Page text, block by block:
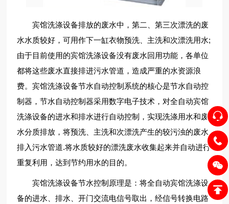
宾馆洗涤设备排放的废水中，第二、第三次漂洗的废
水水质较好，可用作下一缸衣物预洗、主洗和次漂洗用水;
由于目前使用的宾馆洗涤设备没有废水回用功能，各单位
都将这些废水直接排进污水管道，造成严重的水资源浪
费。宾馆洗涤设备节水自动控制系统的核心是节水自动控
制器，节水自动控制器采用数字电子技术，对全自动宾馆
洗涤设备的进水和排水进行自动控制，实现洗涤用水和废
水分质排放，将预洗、主洗和次漂洗产生的较污浊的废水
排入污水管道.将水质较好的漂洗废水收集起来并自动进行
重复利用，达到节约用水的目的。
宾馆洗涤设备节水控制原理是：将全自动宾馆洗涤设
备的进水、排水、开门交流电信号取出，经信号转换电路